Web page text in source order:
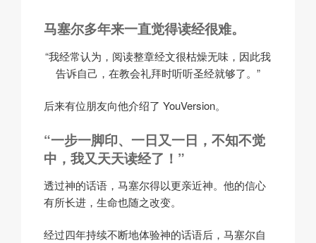
马塞尔多年来一直觉得读经很难。
“我经常认为，阅读整章经文很枯燥无味，因此我
告诉自己，在教会礼拜时听听圣经就够了。”
后来有位朋友向他介绍了 YouVersion。
“一步一脚印、一日又一日，不知不觉
中，我又天天读经了！”
透过神的话语，马塞尔得以更亲近神。他的信心
有所长进，生命也随之改变。
经过四年持续不断地体验神的话语后，马塞尔自